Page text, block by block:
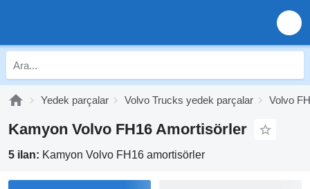
Yedek parçalar Volvo Trucks yedek parçalar Volvo
Kamyon Volvo FH16 Amortisörler
5 ilan: Kamyon Volvo FH16 amortisörler